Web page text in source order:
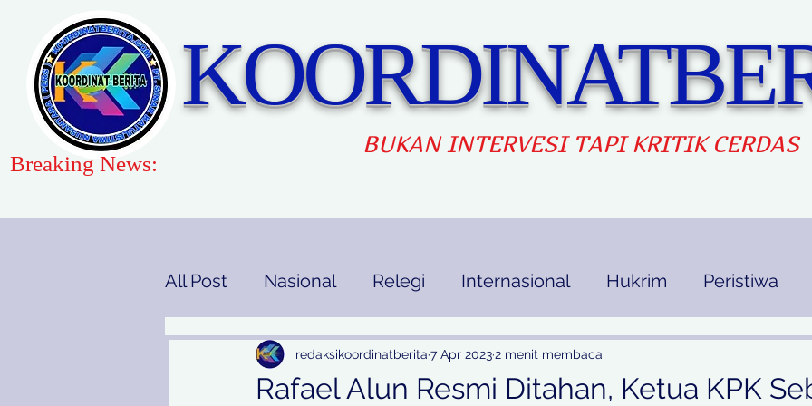
BUKAN INTERVESI TAPI KRITIK CERDAS
Breaking News:
All Post Nasional Relegi Internasional Hukrim Peristiwa
Gaya Hidup Pendidikan Ekbis Opini
Rafael Alun Resmi Ditahan, Ketua KPK
redaksikoordinatberita 7 Apr 20232 menit membaca